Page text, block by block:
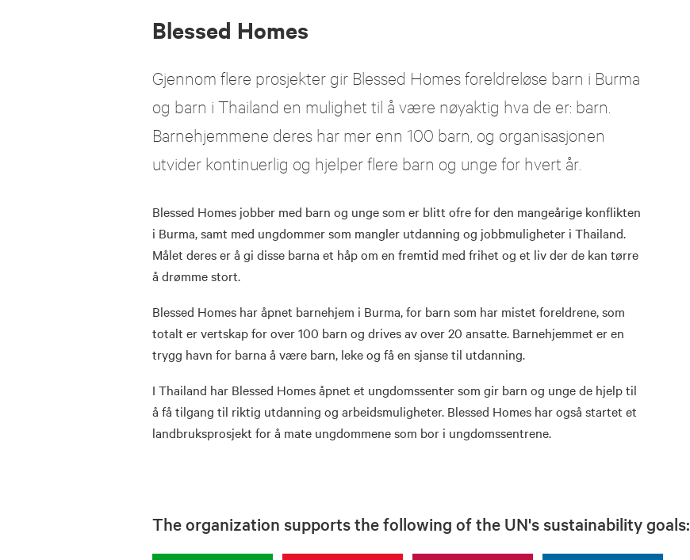
Blessed Homes
Gjennom flere prosjekter gir Blessed Homes foreldreløse barn i Burma
og barn i Thailand en mulighet til å være nøyaktig hva de er: barn.
Barnehjemmene deres har mer enn 100 barn, og organisasjonen
utvider kontinuerlig og hjelper flere barn og unge for hvert år.
Blessed Homes jobber med barn og unge som er blitt ofre for den mangeårige konflikten
i Burma, samt med ungdommer som mangler utdanning og jobbmuligheter i Thailand.
Målet deres er å gi disse barna et håp om en fremtid med frihet og et liv der de kan tørre
å drømme stort.
Blessed Homes har åpnet barnehjem i Burma, for barn som har mistet foreldrene, som
totalt er vertskap for over 100 barn og drives av over 20 ansatte. Barnehjemmet er en
trygg havn for barna å være barn, leke og få en sjanse til utdanning.
I Thailand har Blessed Homes åpnet et ungdomssenter som gir barn og unge de hjelp til
å få tilgang til riktig utdanning og arbeidsmuligheter. Blessed Homes har også startet et
landbruksprosjekt for å mate ungdommene som bor i ungdomssentrene.
The organization supports the following of the UN's sustainability goals: